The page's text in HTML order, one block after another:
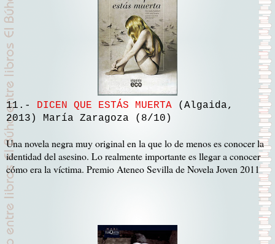
11.- DICEN QUE ESTÁS MUERTA (Algaida,
2013) María Zaragoza (8/10)
Una novela negra muy original en la que lo de menos es conocer la
identidad del asesino. Lo realmente importante es llegar a conocer
cómo era la víctima. Premio Ateneo Sevilla de Novela Joven 2011